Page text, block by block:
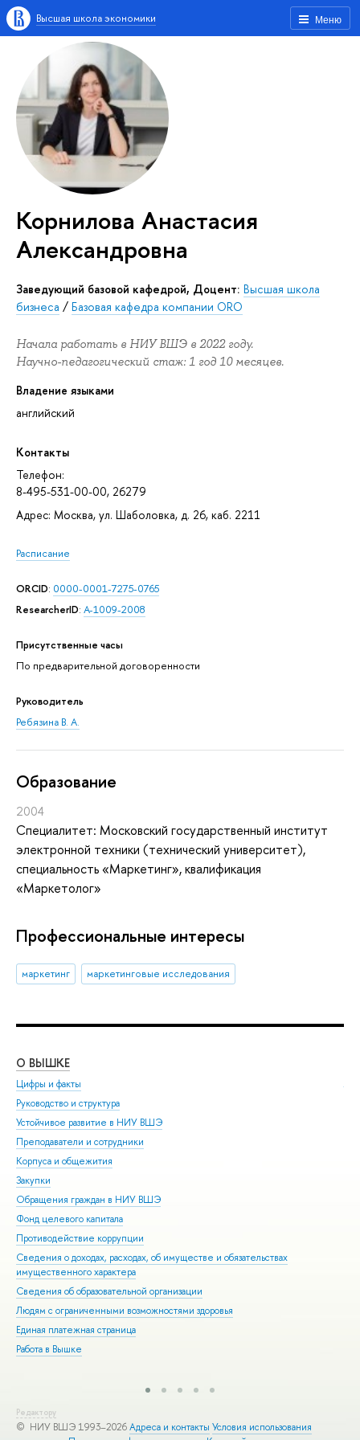
Меню
Высшая школа экономики
Корнилова Анастасия
Александровна
заведующий базовой кафедрой, Доцент: Высшая школа
бизнеса / Базовая кафедра компании ORO
Начала работать в НИУ ВШЭ в 2022 году.
Научно-педагогический стаж: 1 год 10 месяцев.
Владение языками
английский
Контакты
Телефон:
8-495-531-00-00, 26279
Адрес: Москва, ул. Шаболовка, д. 26, каб. 2211
Расписание
ORCID: 0000-0001-7275-0765
ResearcherID: A-1009-2008
Присутственные часы
По предварительной договоренности
Руководитель
Ребязина В. А.
Oбразование
2004
Специалитет: Московский государственный институт
электронной техники (технический университет),
специальность «Маркетинг», квалификация
«Маркетолог»
Профессиональные интересы
маркетинг маркетинговые исследования
О ВЫШКЕ
Цифры и факты
Руководство и структура
Устойчивое развитие в НИУ ВШЭ
Преподаватели и сотрудники
Корпуса и общежития
Закупки
Обращения граждан в НИУ ВШЭ
Фонд целевого капитала
Противодействие коррупции
Сведения о доходах, расходах, об имуществе и обязательствах
имущественного характера
Сведения об образовательной организации
Людям с ограниченными возможностями здоровья
Единая платежная страница
Работа в Вышке
Редактору
© НИУ ВШЭ 1993–2026Адреса и контакты Условия использования